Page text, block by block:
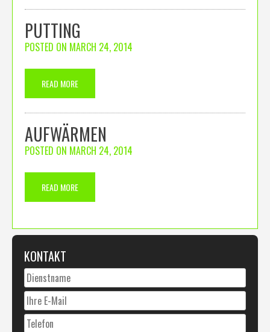
PUTTING
POSTED ON MARCH 24, 2014
READ MORE
AUFWÄRMEN
POSTED ON MARCH 24, 2014
READ MORE
KONTAKT